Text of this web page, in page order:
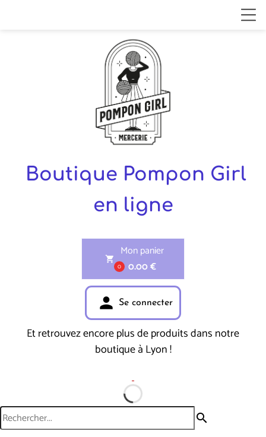
Boutique Pompon Girl
en ligne
shopping_cart
0
Mon panier
0.00 €
person Se connecter
Et retrouvez encore plus de produits dans notre
boutique à Lyon !
search